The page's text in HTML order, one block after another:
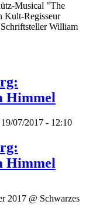
Musical "The
Kult-Regisseur
William
Himmel
07/2017 - 12:10
Himmel
2017 @ Schwarzes